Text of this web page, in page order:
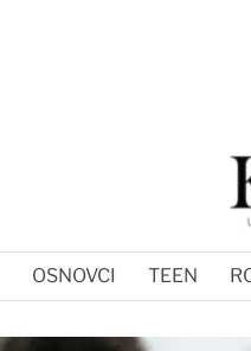
OSNOVCI TEEN